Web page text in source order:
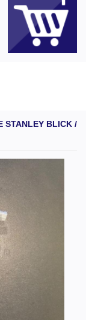
STANLEY BLICK /